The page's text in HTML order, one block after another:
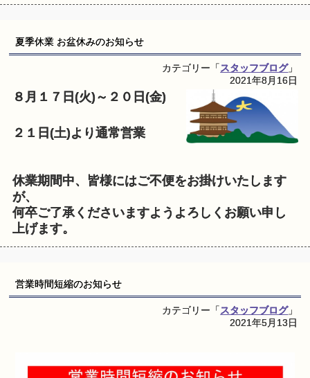
夏季休業 お盆休みのお知らせ
カテゴリー「スタッフブログ」
2021年8月16日
８月１７ 日(火)～２０日(金)
２１日(土)より通常営業
休業期間中、皆様にはご不便をお掛けいたします
が、
何卒ご了承くださいますようよろしくお願い申し
上げます。
営業時間短縮のお知らせ
カテゴリー「スタッフブログ」
2021年5月13日